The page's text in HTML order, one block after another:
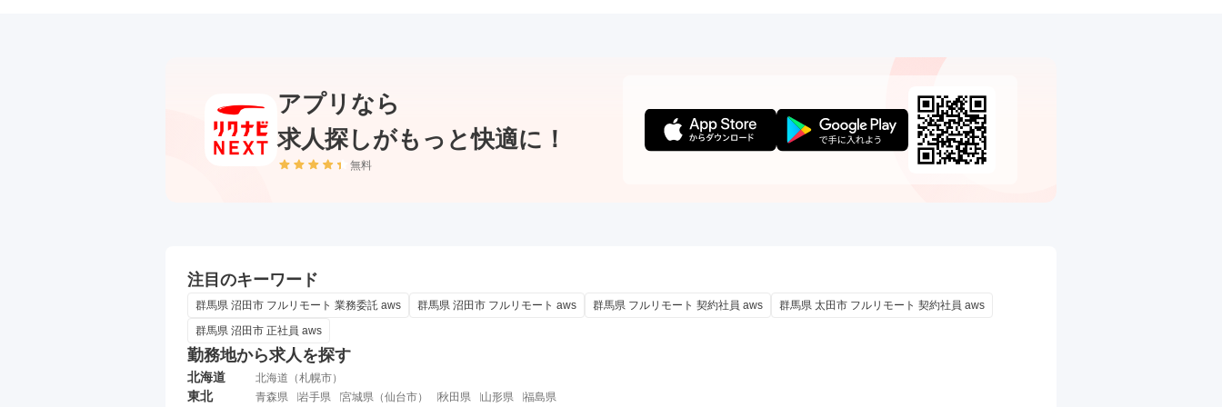
アプリなら
求人探しがもっと快適に！
無料
注目のキーワード
群馬県 沼田市 フルリモート 業務委託 aws 群馬県 沼田市 フルリモート aws 群馬県 フルリモート 契約社員 aws
群馬県 太田市 フルリモート 契約社員 aws
群馬県 沼田市 正社員 aws
勤務地から求人を探す
北海道 北海道 （札幌市）
東北 青森県 岩手県 宮城県 （仙台市） 秋田県 山形県 福島県